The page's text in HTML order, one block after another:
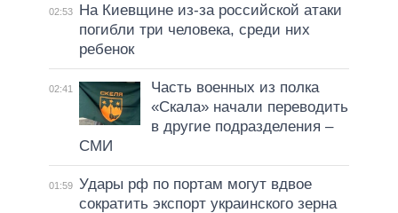
02:53
На Киевщине из-за российской атаки
погибли три человека, среди них
ребенок
02:41
Часть военных из полка
«Скала» начали переводить
в другие подразделения –
СМИ
01:59 Удары рф по портам могут вдвое
сократить экспорт украинского зерна